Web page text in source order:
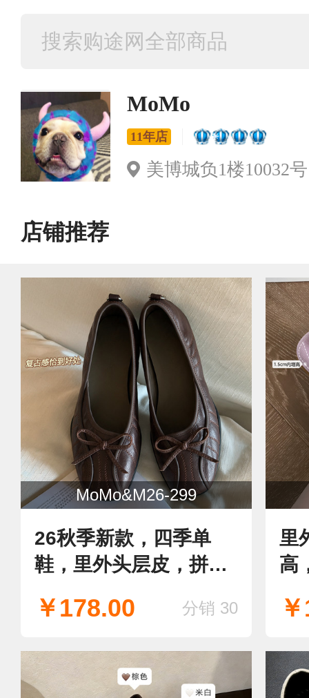
MoMo
11年店
美博城负1楼10032号 （从
店铺推荐
MoMo&M26-299
26秋季新款，四季单
鞋，里外头层皮，拼接
￥178.00 分销 30
里
高
适